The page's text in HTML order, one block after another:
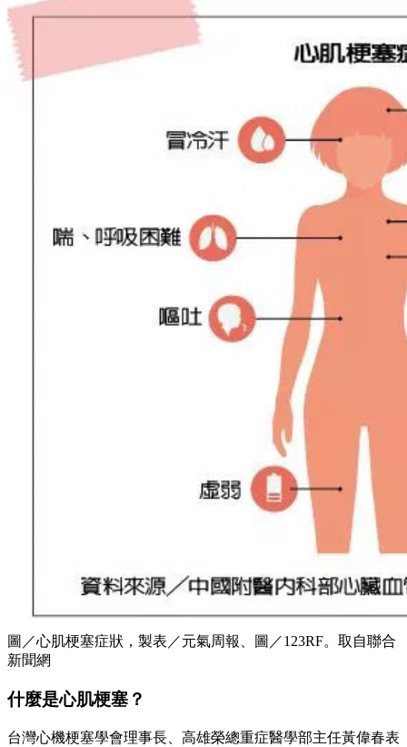
圖／心肌梗塞症狀，製表／元氣周報、圖／123RF。取自聯合
新聞網
什麼是心肌梗塞？
台灣心機梗塞學會理事長、高雄榮總重症醫學部主任黃偉春表